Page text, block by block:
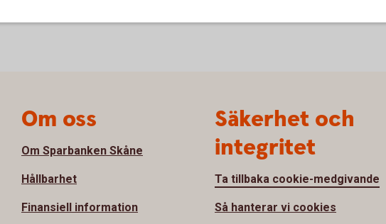
Om oss
Om Sparbanken Skåne
Hållbarhet
Finansiell information
Säkerhet och
integritet
Ta tillbaka cookie-medgivande
Så hanterar vi cookies